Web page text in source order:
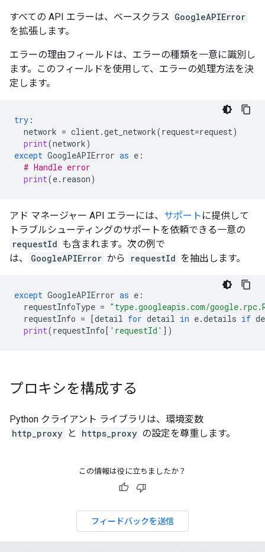
すべての API エラーは、ベースクラス GoogleAPIError
を拡張します。
エラーの理由フィールドは、エラーの種類を一意に識別し
ます。このフィールドを使用して、エラーの処理方法を決
定します。
try :
network = client.get_network(request=request)
print(network)
except GoogleAPIError as e :
# Handle error
print(e. reason)
アド マネージャー API エラーには、 サポート に提供して
トラブルシューティングのサポートを依頼できる一意の
requestId も含まれます。次の例で
は、
GoogleAPIError から requestId を抽出します。
except GoogleAPIError as e :
requestInfoType = "type.googleapis.com/
requestInfo = [detail for detail in e.details if
print(requestInfo[ 'requestId' ])
プロキシを構成する
Python クライアント ライブラリは、環境変数
http_proxy と https_proxy の設定を尊重します。
この情報は役に立ちましたか？
フィードバックを送信